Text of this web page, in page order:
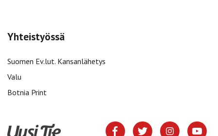
Yhteistyössä
Suomen Ev.lut. Kansanlähetys
Valu
Botnia Print